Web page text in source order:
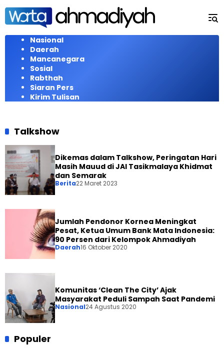
Langsung
konten
Nasional
Daerah
Mancanegara
Sosial
Rabthah
Siaran Pers
Kirim Tulisan
Talkshow
Dikemas dalam Talkshow, Peringatan Hari
Masih Mauud di JAI Tasikmalaya Khidmat
dan Semarak
Berita22 Maret 2023
Jumlah Pendonor Kornea Meningkat
Pesat, Ketua Umum Bank Mata Indonesia:
90 Persen dari Kelompok Ahmadiyah
Daerah16 Oktober 2020
Komunitas ‘Clean The City’ Ajak
Masyarakat Peduli Sampah Saat Pandemi
Nasional24 Agustus 2020
Populer